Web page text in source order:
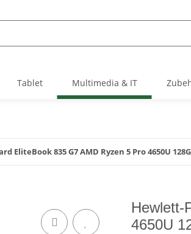
Tablet Multimedia & IT
EliteBook 835 G7 AMD Ryzen 5 Pro 4650U
Hewlett-
4650U